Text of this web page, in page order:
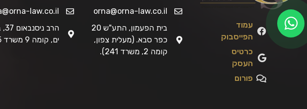
עמוד
הפייסבוק
כרטיס
העסק
פורום
orna@orna-law.co.il
בית הפעמון, התע"ש 20
כפר סבא. (מעלית צפון,
קומה 2, משרד 241).
law.co.il
הרב
ים, קומה 9 משרד 75